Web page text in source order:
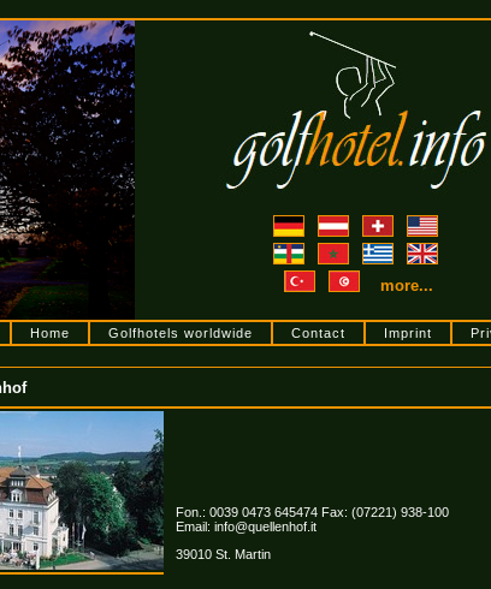
more...
Home Golfhotels worldwide Contact Imprint
Fon.: 0039 0473 645474 Fax: (07221) 938-100
Email: info@quellenhof.it
39010 St. Martin